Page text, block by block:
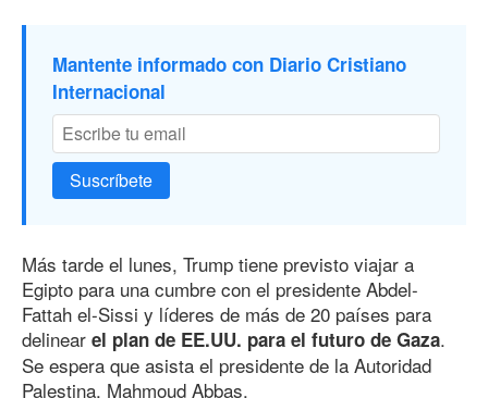
Mantente informado con Diario Cristiano
Internacional
Suscríbete
Más tarde el lunes, Trump tiene previsto viajar a
Egipto para una cumbre con el presidente Abdel-
Fattah el-Sissi y líderes de más de 20 países para
delinear el plan de EE.UU. para el futuro de Gaza.
Se espera que asista el presidente de la Autoridad
Palestina, Mahmoud Abbas.